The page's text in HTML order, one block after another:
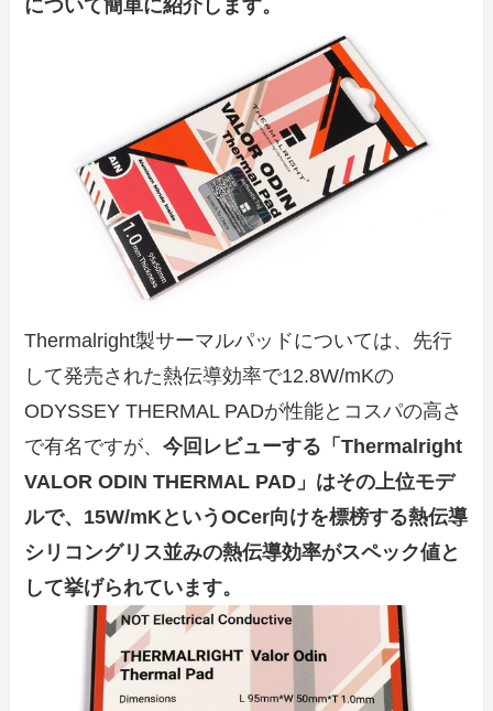
について簡単に紹介します。
Thermalright製サーマルパッドについては、先行
して発売された熱伝導効率で12.8W/mKの
ODYSSEY THERMAL PADが性能とコスパの高さ
で有名ですが、今回レビューする「Thermalright
VALOR ODIN THERMAL PAD」はその上位モデ
ルで、15W/mKというOCer向けを標榜する熱伝導
シリコングリス並みの熱伝導効率がスペック値と
して挙げられています。